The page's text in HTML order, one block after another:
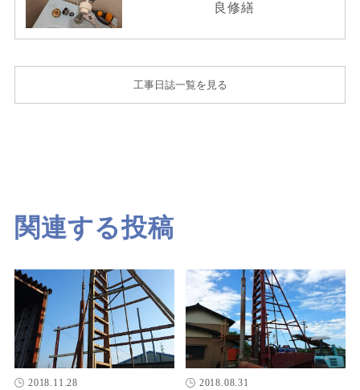
良修繕
工事日誌一覧を見る
関連する投稿
2018.11.28 2018.08.31